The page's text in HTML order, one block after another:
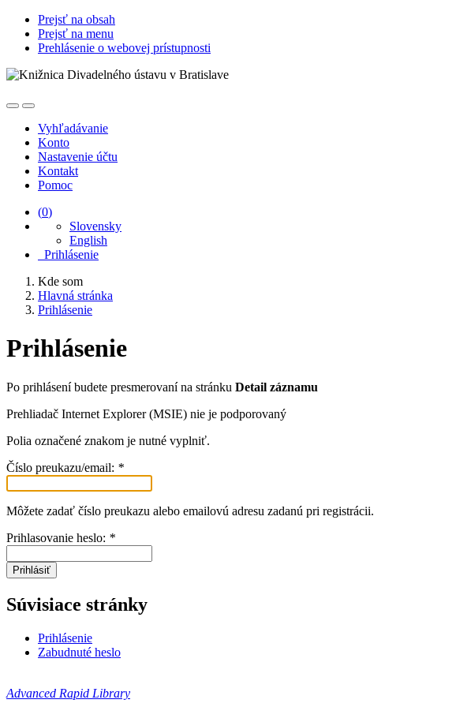
Prejsť na obsah
Prejsť na menu
Prehlásenie o webovej prístupnosti
Vyhľadávanie
Konto
Nastavenie účtu
Kontakt
Pomoc
(0)
Slovensky
English
Prihlásenie
Kde som
Hlavná stránka
Prihlásenie
Prihlásenie
Po prihlásení budete presmerovaní na stránku Detail záznamu
Prehliadač Internet Explorer (MSIE) nie je podporovaný
Polia označené znakom je nutné vyplniť.
Číslo preukazu/email: *
Môžete zadať číslo preukazu alebo emailovú adresu zadanú pri registrácii.
Prihlasovanie heslo: *
Prihlásiť
Súvisiace stránky
Prihlásenie
Zabudnuté heslo
Advanced Rapid Library